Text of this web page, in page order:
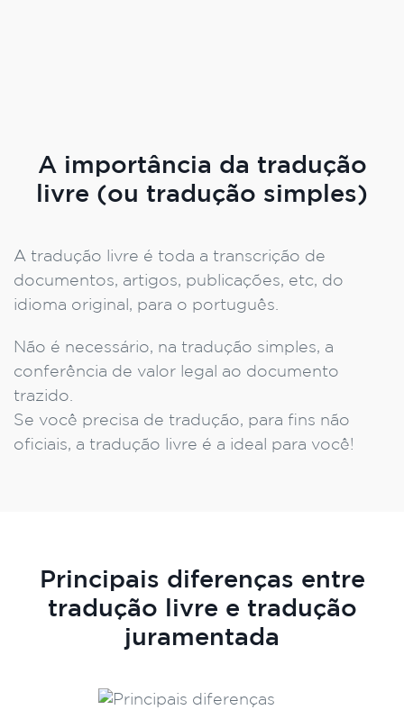
A importância da tradução
livre (ou tradução simples)
A tradução livre é toda a transcrição de
documentos, artigos, publicações, etc, do
idioma original, para o português.
Não é necessário, na tradução simples, a
conferência de valor legal ao documento
trazido.
Se você precisa de tradução, para fins não
oficiais, a tradução livre é a ideal para você!
Principais diferenças entre
tradução livre e tradução
juramentada